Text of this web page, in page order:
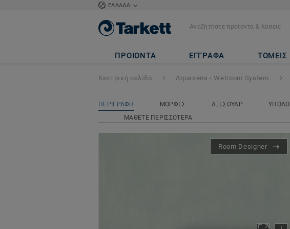
ΕΛΛΑΔΑ
ΠΡΟΙΟΝΤΑ ΕΓΓΡΑΦΑ ΤΟΜΕΙΣ
Aquarelle Wall HFS -
Κεντρική σελίδα Aquasens - Wetroom System
ΠΕΡΙΓΡΑΦΗ ΜΟΡΦΕΣ ΑΞΕΣΟΥΑΡ
ΜΑΘΕΤΕ ΠΕΡΙΣΣΟΤΕΡΑ
Room Designer